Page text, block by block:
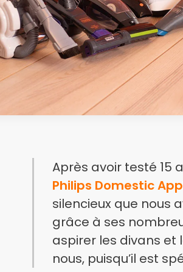
Après avoir testé 15
Philips Domestic
silencieux que nous
grâce à ses
aspirer les divans et
nous, puisqu’il est